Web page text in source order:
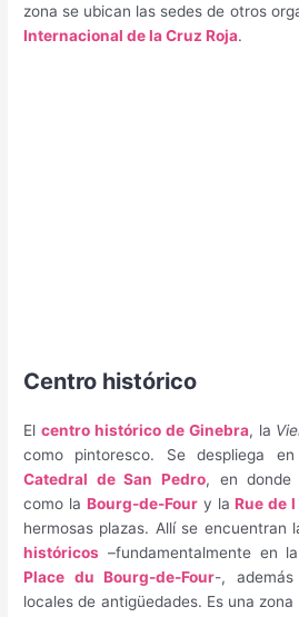
zona se ubican las sedes de otros
Internacional de la Cruz Roja.
Centro histórico
El centro histórico de Ginebra, la
como pintoresco. Se despliega
Catedral de San Pedro, en donde
como la Bourg-de-Foury laRue de
hermosas plazas. Allí se encuentran
históricos –fundamentalmente en la
Place du Bourg-de-Four-,
locales de antigüedades. Es una